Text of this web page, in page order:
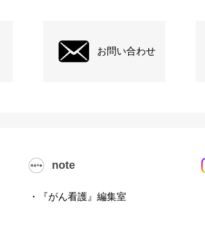
お問い合わせ
note
・『がん看護』編集室